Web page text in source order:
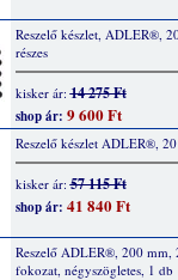
Reszelő készlet, ADLER®,
részes
kisker ár:14 275 Ft
shop ár: 9 600 Ft
Reszelő készlet ADLER®,
kisker ár:57 115 Ft
shop ár: 41 840 Ft
Reszelő ADLER®, 200 mm,
fokozat, négyszögletes, 1 db